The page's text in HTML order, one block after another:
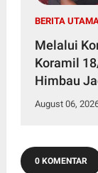
BERITA
Melalui
Koramil
Himbau
August 06,
0 KOMENTAR